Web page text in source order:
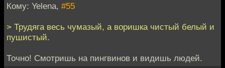
Кому: Yelena, #55
> Трудяга весь чумазый, а воришка чистый белый и
пушистый.
Точно! Смотришь на пингвинов и видишь людей.